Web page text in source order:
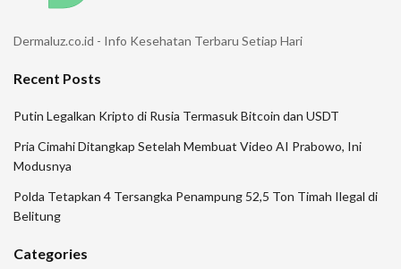
Dermaluz.co.id - Info Kesehatan Terbaru Setiap Hari
Recent Posts
Putin Legalkan Kripto di Rusia Termasuk Bitcoin dan USDT
Pria Cimahi Ditangkap Setelah Membuat Video AI Prabowo, Ini
Modusnya
Polda Tetapkan 4 Tersangka Penampung 52,5 Ton Timah Ilegal di
Belitung
Categories